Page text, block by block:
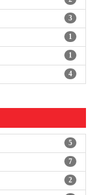
21
14
14
7
2
4
2
3